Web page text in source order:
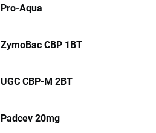
Pro-Aqua
ZymoBac CBP 1BT
UGC CBP-M 2BT
Padcev 20mg